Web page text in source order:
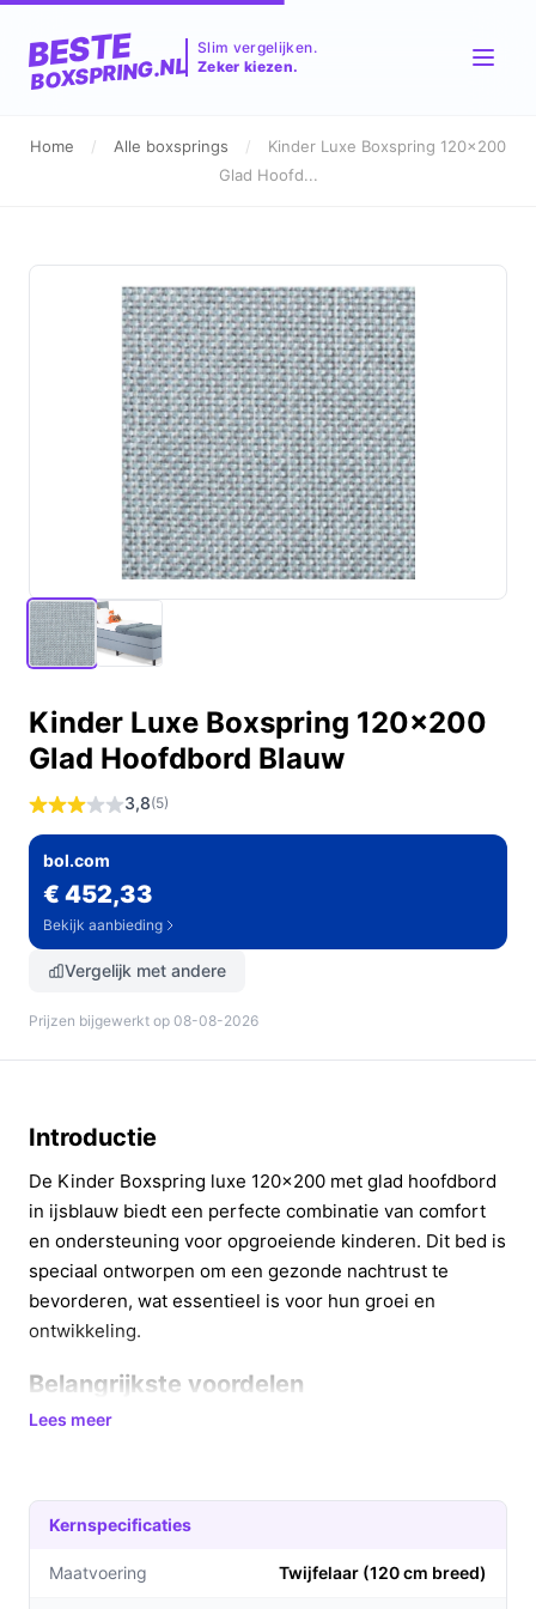
BESTE
BOXSPRING.NL
Slim vergelijken.
Zeker kiezen.
Home / Alle boxsprings /
Kinder Luxe Boxspring 120x200
Glad Hoofd...
Kinder Luxe Boxspring 120x200
Glad Hoofdbord Blauw
3,8(5)
bol.com
€ 452,33
Bekijk aanbieding
Vergelijk met andere
Prijzen bijgewerkt op 08-08-2026
Introductie
De Kinder Boxspring luxe 120x200 met glad hoofdbord
in ijsblauw biedt een perfecte combinatie van comfort
en ondersteuning voor opgroeiende kinderen. Dit bed is
speciaal ontworpen om een gezonde nachtrust te
bevorderen, wat essentieel is voor hun groei en
ontwikkeling.
Belangrijkste voordelen
Met deze boxspring geniet je kind van een optimale
Ergonomische ondersteuning: Het
koudschuimmatras past zich aan de lichaamsvorm
aan, wat zorgt voor een goede houding en
Lees meer
Kernspecificaties
Maatvoering Twijfelaar (120 cm breed)